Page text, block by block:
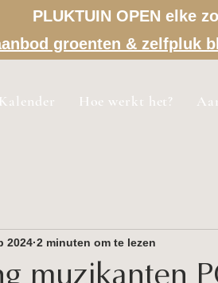
PLUKTUIN OPEN elke
groenten & zelfpluk
Hoe werkt het?
2024 2 minuten om te lezen